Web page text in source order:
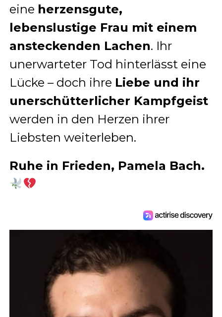
eine herzensgute,
lebenslustige Frau mit einem
ansteckenden Lachen. Ihr
unerwarteter Tod hinterlässt eine
Lücke – doch ihre Liebe und ihr
unerschütterlicher Kampfgeist
werden in den Herzen ihrer
Liebsten weiterleben.
Ruhe in Frieden, Pamela Bach.